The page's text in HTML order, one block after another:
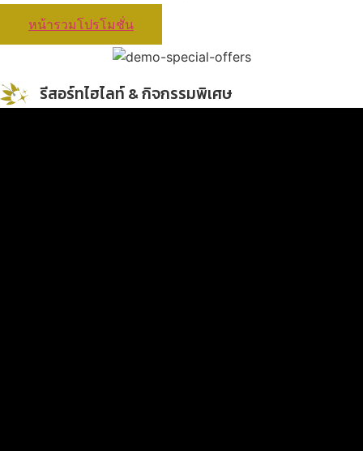
หน้ารวมโปรโมชั่น
รีสอร์ทไฮไลท์ & กิจกรรมพิเศษ